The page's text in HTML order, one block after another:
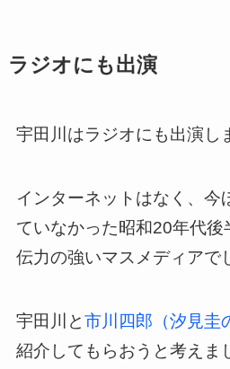
ラジオにも出演
宇田川はラジオにも出演し
インターネットはなく、今
ていなかった昭和20年代後
伝力の強いマスメディアで
宇田川と市川四郎（汐見圭
紹介してもらおうと考えま